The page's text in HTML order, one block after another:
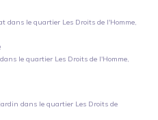
dans le quartier Les Droits de l'Homme,
dans le quartier Les Droits de l'Homme,
dans le quartier Les Droits de